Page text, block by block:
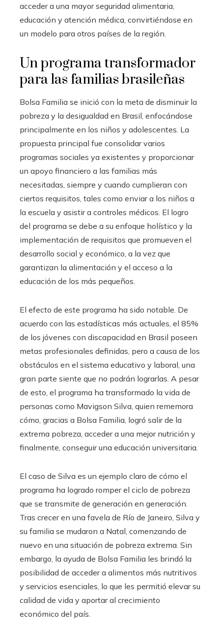
acceder a una mayor seguridad alimentaria,
educación y atención médica, convirtiéndose en
un modelo para otros países de la región.
Un programa transformador
para las familias brasileñas
Bolsa Familia se inició con la meta de disminuir la
pobreza y la desigualdad en Brasil, enfocándose
principalmente en los niños y adolescentes. La
propuesta principal fue consolidar varios
programas sociales ya existentes y proporcionar
un apoyo financiero a las familias más
necesitadas, siempre y cuando cumplieran con
ciertos requisitos, tales como enviar a los niños a
la escuela y asistir a controles médicos. El logro
del programa se debe a su enfoque holístico y la
implementación de requisitos que promueven el
desarrollo social y económico, a la vez que
garantizan la alimentación y el acceso a la
educación de los más pequeños.
El efecto de este programa ha sido notable. De
acuerdo con las estadísticas más actuales, el 85%
de los jóvenes con discapacidad en Brasil poseen
metas profesionales definidas, pero a causa de los
obstáculos en el sistema educativo y laboral, una
gran parte siente que no podrán lograrlas. A pesar
de esto, el programa ha transformado la vida de
personas como Mavigson Silva, quien rememora
cómo, gracias a Bolsa Familia, logró salir de la
extrema pobreza, acceder a una mejor nutrición y
finalmente, conseguir una educación universitaria.
El caso de Silva es un ejemplo claro de cómo el
programa ha logrado romper el ciclo de pobreza
que se transmite de generación en generación.
Tras crecer en una favela de Río de Janeiro, Silva y
su familia se mudaron a Natal, comenzando de
nuevo en una situación de pobreza extrema. Sin
embargo, la ayuda de Bolsa Familia les brindó la
posibilidad de acceder a alimentos más nutritivos
y servicios esenciales, lo que les permitió elevar su
calidad de vida y aportar al crecimiento
económico del país.